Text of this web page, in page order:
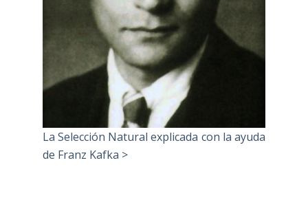
La Selección Natural explicada con la ayuda
de Franz Kafka >